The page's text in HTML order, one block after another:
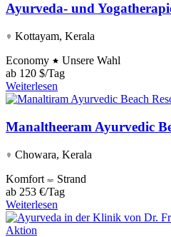
Ayurveda- und
Kottayam, Kerala
Economy
Unsere Wahl
ab 120 $/Tag
Weiterlesen
Manaltheeram Ayurvedic
Chowara, Kerala
Komfort
Strand
ab 253 €/Tag
Weiterlesen
Aktion